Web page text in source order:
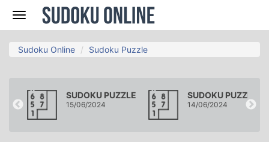
Navegación
Sudoku Online Sudoku Puzzle
SUDOKU PUZZLE
15/06/2024
SUDOKU PUZZLE
14/06/2024